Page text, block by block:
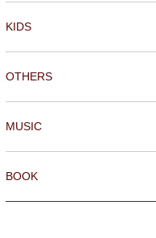
KIDS
OTHERS
MUSIC
BOOK